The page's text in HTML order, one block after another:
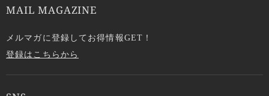
MAIL MAGAZINE
メルマガに登録してお得情報GET！
登録はこちらから